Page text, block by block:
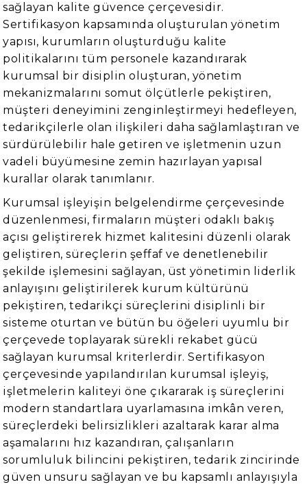
sağlayan kalite güvence çerçevesidir.
Sertifikasyon kapsamında oluşturulan yönetim
yapısı, kurumların oluşturduğu kalite
politikalarını tüm personele kazandırarak
kurumsal bir disiplin oluşturan, yönetim
mekanizmalarını somut ölçütlerle pekiştiren,
müşteri deneyimini zenginleştirmeyi hedefleyen,
tedarikçilerle olan ilişkileri daha sağlamlaştıran ve
sürdürülebilir hale getiren ve işletmenin uzun
vadeli büyümesine zemin hazırlayan yapısal
kurallar olarak tanımlanır.
Kurumsal işleyişin belgelendirme çerçevesinde
düzenlenmesi, firmaların müşteri odaklı bakış
açısı geliştirerek hizmet kalitesini düzenli olarak
geliştiren, süreçlerin şeffaf ve denetlenebilir
şekilde işlemesini sağlayan, üst yönetimin liderlik
anlayışını geliştirilerek kurum kültürünü
pekiştiren, tedarikçi süreçlerini disiplinli bir
sisteme oturtan ve bütün bu öğeleri uyumlu bir
çerçevede toplayarak sürekli rekabet gücü
sağlayan kurumsal kriterlerdir. Sertifikasyon
çerçevesinde yapılandırılan kurumsal işleyiş,
işletmelerin kaliteyi öne çıkararak iş süreçlerini
modern standartlara uyarlamasına imkân veren,
süreçlerdeki belirsizlikleri azaltarak karar alma
aşamalarını hız kazandıran, çalışanların
sorumluluk bilincini pekiştiren, tedarik zincirinde
güven unsuru sağlayan ve bu kapsamlı anlayışıyla